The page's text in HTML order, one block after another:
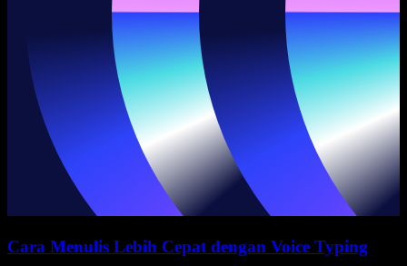
Cara Menulis Lebih Cepat dengan Voice Typing